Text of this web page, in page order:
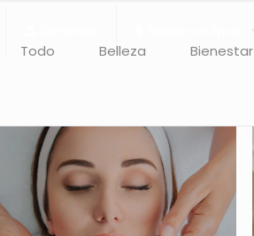
Todo Belleza Bienestar